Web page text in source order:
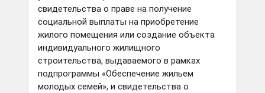
свидетельства о праве на получение
социальной выплаты на приобретение
жилого помещения или создание объекта
индивидуального жилищного
строительства, выдаваемого в рамках
подпрограммы «Обеспечение жильем
молодых семей», и свидетельства о